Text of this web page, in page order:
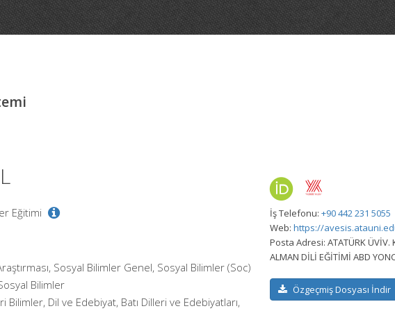
Eğitimi
Sosyal Bilimler Genel, Sosyal Bilimler (Soc)
Bilimler
Bilimler, Dil ve Edebiyat, Batı Dilleri ve Edebiyatları,
İş Telefonu: +90 442 231 5055
Web: https://
Posta Adresi: ATATÜRK ÜVİV.
ALMAN DİLİ EĞİTİMİ ABD
Özgeçmiş Dosyası İndir